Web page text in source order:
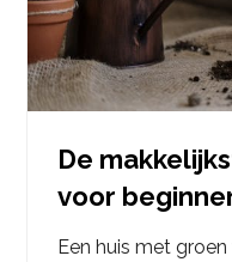
De
voor
Een huis met